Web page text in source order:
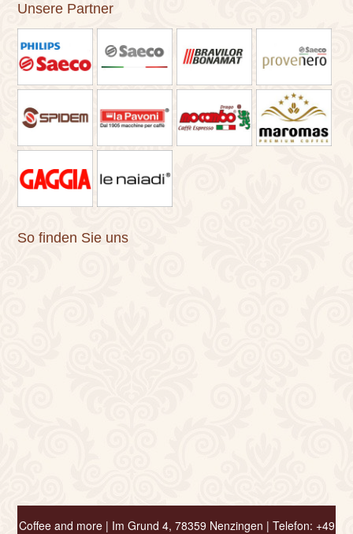
Unsere Partner
So finden Sie uns
Coffee and more | Im Grund 4, 78359 Nenzingen | Telefon: +49